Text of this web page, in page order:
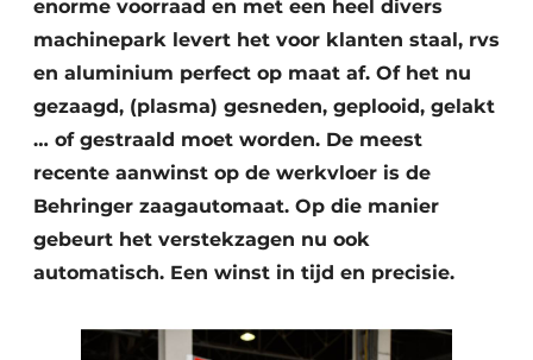
enorme voorraad en met een heel divers
machinepark levert het voor klanten staal, rvs
en aluminium perfect op maat af. Of het nu
gezaagd, (plasma) gesneden, geplooid, gelakt
… of gestraald moet worden. De meest
recente aanwinst op de werkvloer is de
Behringer zaagautomaat. Op die manier
gebeurt het verstekzagen nu ook
automatisch. Een winst in tijd en precisie.